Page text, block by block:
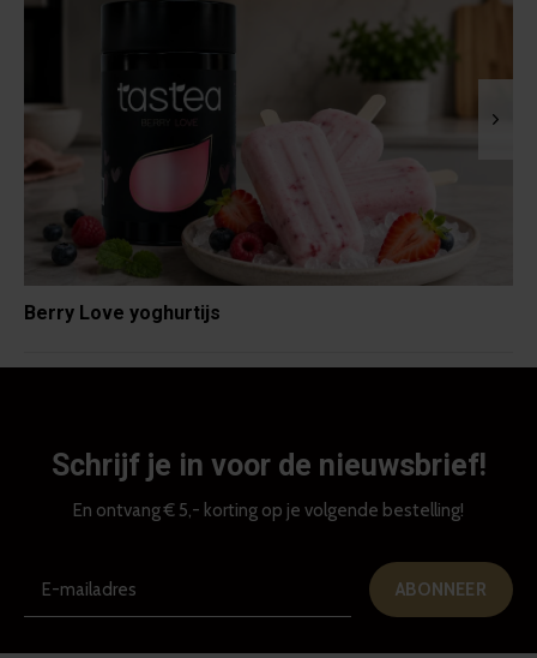
Berry Love yoghurtijs
Schrijf je in voor de nieuwsbrief!
En ontvang € 5,- korting op je volgende bestelling!
ABONNEER